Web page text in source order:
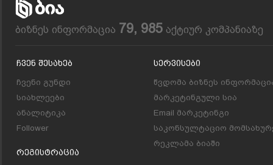
ბიზნეს ინფორმაცია 79, 985 აქტიურ კომპანიაზე
Ჩვენ Შესახებ
ჩვენი გუნდი
სიახლეები
ანალიტიკა
Follower
Რეგისტრაცია
Სერვისები
წვდომა ბიზნეს
მარკეტინგული სია
Email მარკეტინგი
საკონსულტაციო
რეკლამა ბიაში